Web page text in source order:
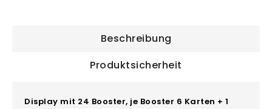
Beschreibung
Produktsicherheit
Display mit 24 Booster, je Booster 6 Karten + 1